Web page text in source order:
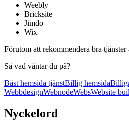
Weebly
Bricksite
Jimdo
Wix
Förutom att rekommendera bra tjänster
Så vad väntar du på?
Bäst hemsida tjänstBillig hemsida
WebbdesignWebnodeWebsWebsite
Nyckelord